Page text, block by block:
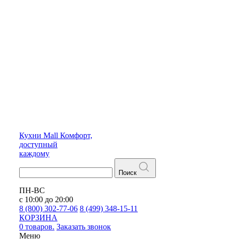
Кухни Mall Комфорт,
доступный
каждому
Поиск
ПН-ВС
с 10:00 до 20:00
8 (800) 302-77-06 8 (499) 348-15-11
КОРЗИНА
0 товаров. Заказать звонок
Меню